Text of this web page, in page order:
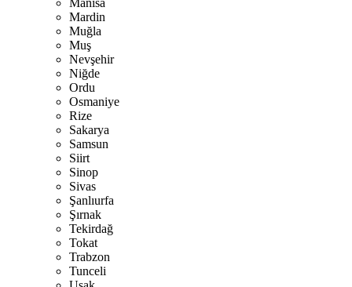
Manisa
Mardin
Muğla
Muş
Nevşehir
Niğde
Ordu
Osmaniye
Rize
Sakarya
Samsun
Siirt
Sinop
Sivas
Şanlıurfa
Şırnak
Tekirdağ
Tokat
Trabzon
Tunceli